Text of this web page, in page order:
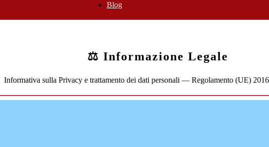
Blog
⚖️ Informazione Legale
Informativa sulla Privacy e trattamento dei dati personali — Regolamento (UE)